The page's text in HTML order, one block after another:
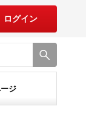
ログイン
ジ